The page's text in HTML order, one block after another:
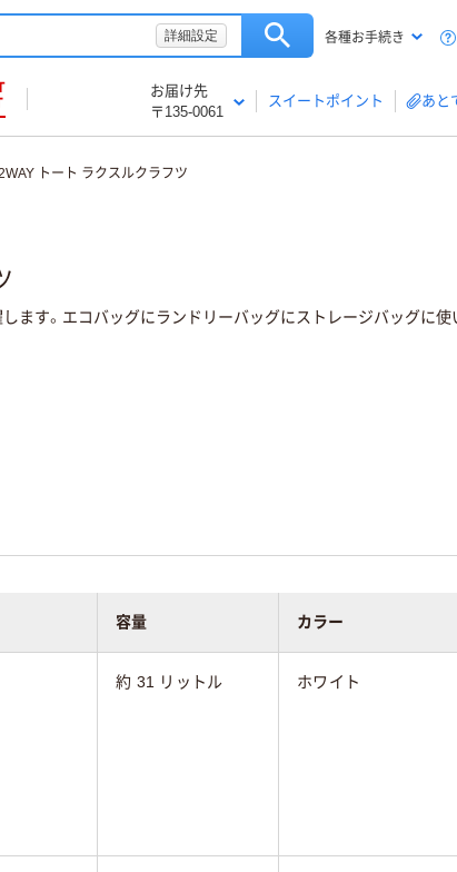
詳細設定 各種お手続き
お届け先
〒135-0061
スイートポイント あと
トート ラクスルクラフツ
す。エコバッグにランドリーバッグにストレージバッグに使
容量 カラー
約 31 リットル ホワイト